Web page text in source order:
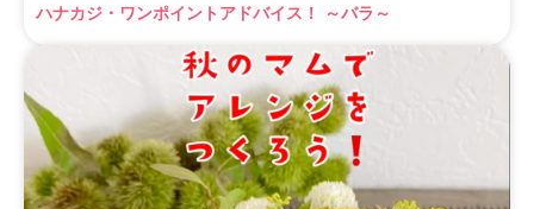
ハナカジ・ワンポイントアドバイス！ ～バラ～